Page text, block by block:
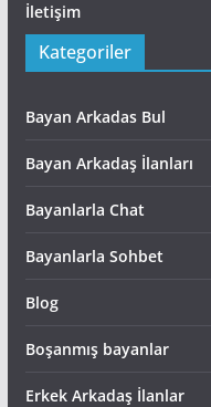
İletişim
Kategoriler
Bayan Arkadas Bul
Bayan Arkadaş İlanları
Bayanlarla Chat
Bayanlarla Sohbet
Blog
Boşanmış bayanlar
Erkek Arkadaş İlanlar